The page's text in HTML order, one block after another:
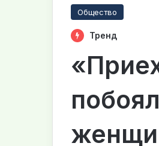
Общество
Тренд